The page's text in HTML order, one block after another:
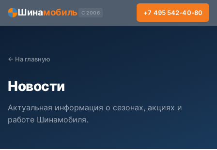
Шинамобиль С 2006 +7 495 542-40-80
← На главную
Новости
Актуальная информация о сезонах, акциях и
работе Шинамобиля.